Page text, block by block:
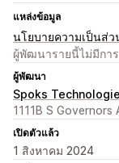
แหล่งข้อมูล
นโยบายความเป็นส่ว
ผู้พัฒนารายนี้ไม่มีกา
ผู้พัฒนา
Spoks
1111B S Governors
เปิดตัวแล้ว
1 สิงหาคม 2024